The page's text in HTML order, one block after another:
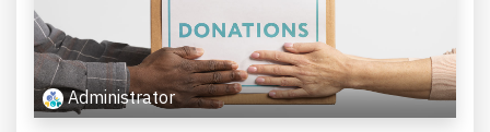
Administrator